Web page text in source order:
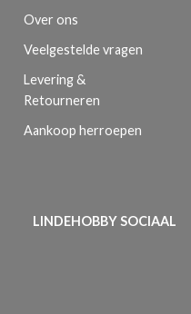
Over ons
Veelgestelde vragen
Levering &
Retourneren
Aankoop herroepen
LINDEHOBBY SOCIAAL